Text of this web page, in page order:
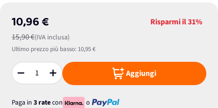
10,96 €
15,90 €(IVA inclusa)
Risparmi il31%
Ultimo prezzo più basso: 10,95 €
Quantità Aggiungi
Paga in 3 ratecon
o